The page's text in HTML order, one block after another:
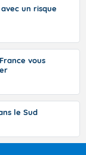
un risque
vous
le Sud